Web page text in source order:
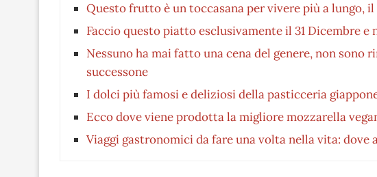
Questo frutto è un toccasana per vivere più a lungo,
Faccio questo piatto esclusivamente il 31 Dicembre e
Nessuno ha mai fatto una cena del genere, non sono
successone
I dolci più famosi e deliziosi della pasticceria
Ecco dove viene prodotta la migliore mozzarella
Viaggi gastronomici da fare una volta nella vita: dove